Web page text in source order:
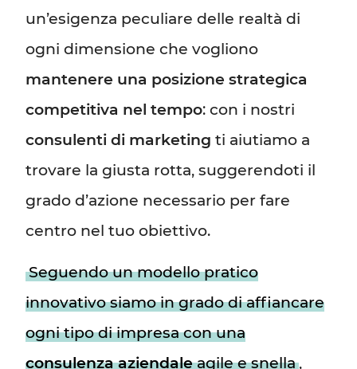
un’esigenza peculiare delle realtà di
ogni dimensione che vogliono
mantenere una posizione strategica
competitiva nel tempo: con i nostri
consulenti di marketing ti aiutiamo a
trovare la giusta rotta, suggerendoti il
grado d’azione necessario per fare
centro nel tuo obiettivo.
Seguendo un modello pratico
innovativo siamo in grado di affiancare
ogni tipo di impresa con una
consulenza aziendaleagile e snella,